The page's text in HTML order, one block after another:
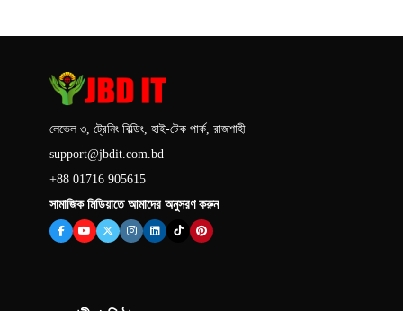
লেভেল ৩, ট্রেনিং বিল্ডিং, হাই-টেক পার্ক, রাজশাহী
support@jbdit.com.bd
+88 01716 905615
সামাজিক মিডিয়াতে আমাদের অনুসরণ করুন